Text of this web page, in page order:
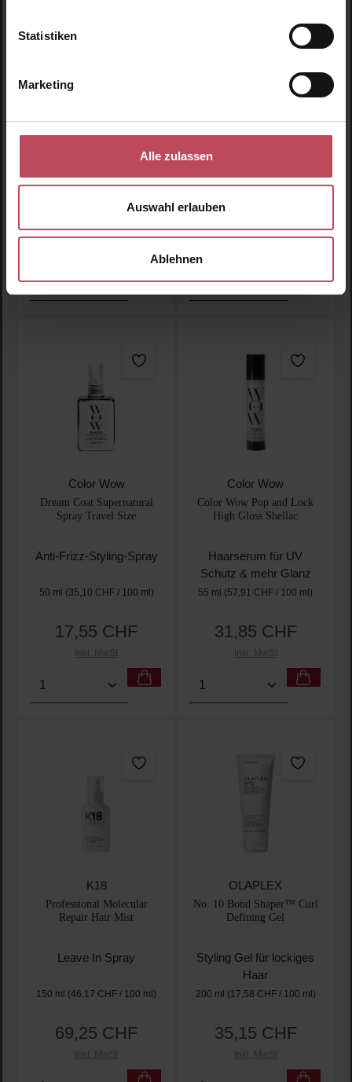
Statistiken
Marketing
Alle zulassen
Auswahl erlauben
Ablehnen
Moroccanoil
Regulärer Preis:
30,75 CHF
Produkt Anzahl: Gib den gewünschten Wert ein
Protect & Prevent Spray
Leave In Conditioner
Regulärer Preis:
35,15 CHF
Produkt Anzahl: Gib
Color Wow
Dream Coat Supernatural
Spray Travel Size
Anti-Frizz-Styling-Spray
50 ml (35,10 CHF / 100 ml)
Regulärer Preis:
17,55 CHF
Inkl. MwSt
Produkt Anzahl: Gib den gewünschten Wert ein
Color Wow
Color Wow Pop and Lock
High Gloss Shellac
Haarserum für UV
Schutz & mehr Glanz
55 ml (57,91 CHF / 100 ml)
Regulärer Preis:
31,85 CHF
Inkl. MwSt
Produkt Anzahl: Gib
K18
Professional Molecular
Repair Hair Mist
Leave In Spray
150 ml (46,17 CHF / 100 ml)
Regulärer Preis:
69,25 CHF
Inkl. MwSt
OLAPLEX
No. 10 Bond Shaper™ Curl
Defining Gel
Styling Gel für lockiges
Haar
200 ml (17,58 CHF / 100 ml)
Regulärer Preis:
35,15 CHF
Inkl. MwSt